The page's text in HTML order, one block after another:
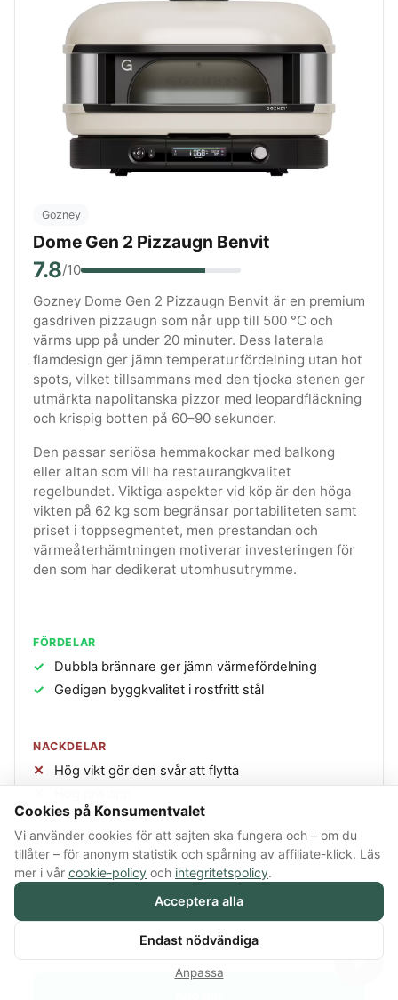
Gozney
Dome Gen 2 Pizzaugn Benvit
7.8/10
Gozney Dome Gen 2 Pizzaugn Benvit är en premium
gasdriven pizzaugn som når upp till 500 °C och
värms upp på under 20 minuter. Dess laterala
flamdesign ger jämn temperaturfördelning utan hot
spots, vilket tillsammans med den tjocka stenen ger
utmärkta napolitanska pizzor med leopardfläckning
och krispig botten på 60–90 sekunder.
Den passar seriösa hemmakockar med balkong
eller altan som vill ha restaurangkvalitet
regelbundet. Viktiga aspekter vid köp är den höga
vikten på 62 kg som begränsar portabiliteten samt
priset i toppsegmentet, men prestandan och
värmeåterhämtningen motiverar investeringen för
den som har dedikerat utomhusutrymme.
FÖRDELAR
Dubbla brännare ger jämn värmefördelning
Gedigen byggkvalitet i rostfritt stål
NACKDELAR
Hög vikt gör den svår att flytta
25 999 kr
Specifikationer
💬
Cookies på Konsumentvalet
Vi använder cookies för att sajten ska fungera och – om du
tillåter – för anonym statistik och spårning av affiliate-klick. Läs
mer i vår cookie-policy och integritetspolicy.
Acceptera alla
Endast nödvändiga
Anpassa